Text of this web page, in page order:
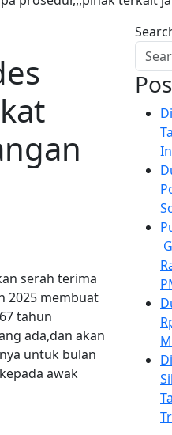
serah terima
2025 membuat
tahun
ada,dan akan
untuk bulan
awak